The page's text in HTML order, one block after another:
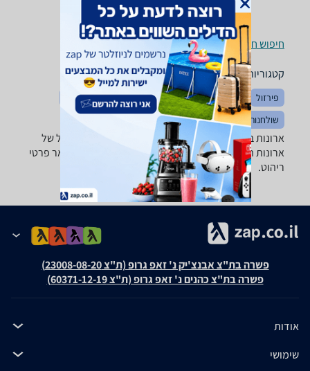
חיפוש חנויות ארונות בגדים, שידות וכונניות לפי עיר
קטגוריות משלימות
פירזול ארונות אמבטיה חדרי שינה
מוצרי עיצוב לבית
שולחנות ופינות אוכל
מזנונים ושולחנות טלוויזיה
ארונות בגדים, שידות וכונניות - ‏ירוק ‏משרדיה מבחר גדול של
ארונות הזזה, ארונות בגדים, שידות, מזנונים, כוורות ושאר פרטי
ריהוט.
פשרה בת"צ אבנצ'יק נ' זאפ גרופ (ת"צ 23008-08-20)
פשרה בת"צ כהנים נ' זאפ גרופ (ת"צ 60371-12-19)
אודות
שימושי